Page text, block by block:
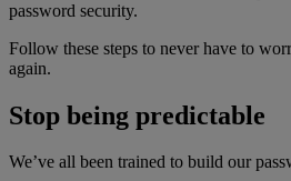
password security.
Follow these steps to never have to
again.
Stop being predictable
We’ve all been trained to build our